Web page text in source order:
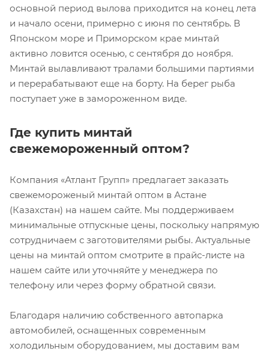
основной период вылова приходится на конец лета
и начало осени, примерно с июня по сентябрь. В
Японском море и Приморском крае минтай
активно ловится осенью, с сентября до ноября.
Минтай вылавливают тралами большими партиями
и перерабатывают еще на борту. На берег рыба
поступает уже в замороженном виде.
Где купить минтай
свежемороженный оптом?
Компания «Атлант Групп» предлагает заказать
свежемороженый минтай оптом в Астане
(Казахстан) на нашем сайте. Мы поддерживаем
минимальные отпускные цены, поскольку напрямую
сотрудничаем с заготовителями рыбы. Актуальные
цены на минтай оптом смотрите в прайс-листе на
нашем сайте или уточняйте у менеджера по
телефону или через форму обратной связи.
Благодаря наличию собственного автопарка
автомобилей, оснащенных современным
холодильным оборудованием, мы доставим вам